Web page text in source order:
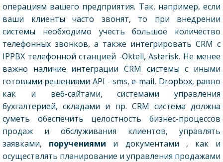
операциям вашего предприятия. Так, например, если
ваши клиенты часто звонят, то при внедрении
системы необходимо учесть большое количество
телефонных звонков, а также интегрировать CRM с
IPPBX телефонной станцией -Oktell, Asterisk. Не менее
важно наличие интеграции CRM системы с иными
готовыми решениями API - sms, e-mail, Dropbox, равно
как и веб-сайтами, системами управления
бухгалтерией, складами и пр. CRM система должна
суметь обеспечить целостность бизнес-процессов
продаж и обслуживания клиентов, управлять
заявками, поручениями и документами , как и
осуществлять планирование и управления продажами